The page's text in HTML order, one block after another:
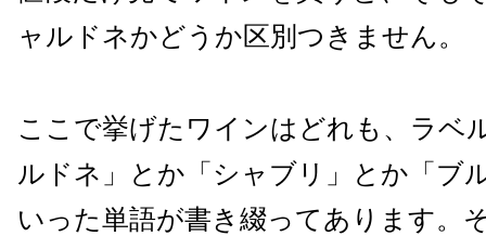
ャルドネかどうか区別つきません。
ここで挙げたワインはどれも、ラベ
ルドネ」とか「シャブリ」とか「ブ
いった単語が書き綴ってあります。